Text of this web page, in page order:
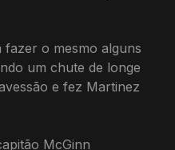
o mesmo alguns
um chute de longe
e fez Martinez
McGinn